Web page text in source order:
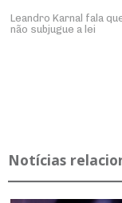
Leandro Karnal fala
não subjugue a lei
Notícias